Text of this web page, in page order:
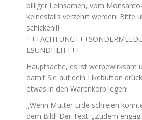
bil­li­ger Lein­sa­men, vom
kei­nes­falls ver­zehrt wer­den! Bit­te
schicken!!!
+++ACHTUNG+++
ESUNDHEIT+++
Haupt­sa­che, es ist wer­be­wirk­sam
damit Sie auf dein Like­but­ton
etwas in den Waren­korb legen!
„Wenn Mut­ter Erde schrei­en
dem Bild! Der Text: „Zudem